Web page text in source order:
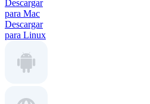
Descargar
para Mac
Descargar
para Linux